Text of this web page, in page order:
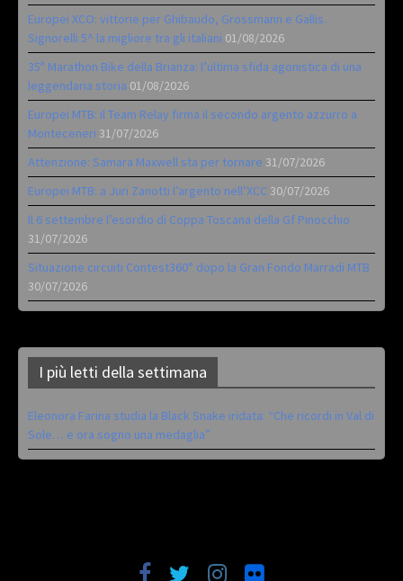
Europei XCO: vittorie per Ghibaudo, Grossmann e Gallis.
Signorelli 5^ la migliore tra gli italiani 01/08/2026
35ª Marathon Bike della Brianza: l’ultima sfida agonistica di una
leggendaria storia 01/08/2026
Europei MTB: il Team Relay firma il secondo argento azzurro a
Monteceneri 31/07/2026
Attenzione: Samara Maxwell sta per tornare 31/07/2026
Europei MTB: a Juri Zanotti l’argento nell’XCC 30/07/2026
Il 6 settembre l’esordio di Coppa Toscana della Gf Pinocchio
31/07/2026
Situazione circuiti Contest360° dopo la Gran Fondo Marradi MTB
30/07/2026
I più letti della settimana
Eleonora Farina studia la Black Snake iridata: “Che ricordi in Val di
Sole… e ora sogno una medaglia”